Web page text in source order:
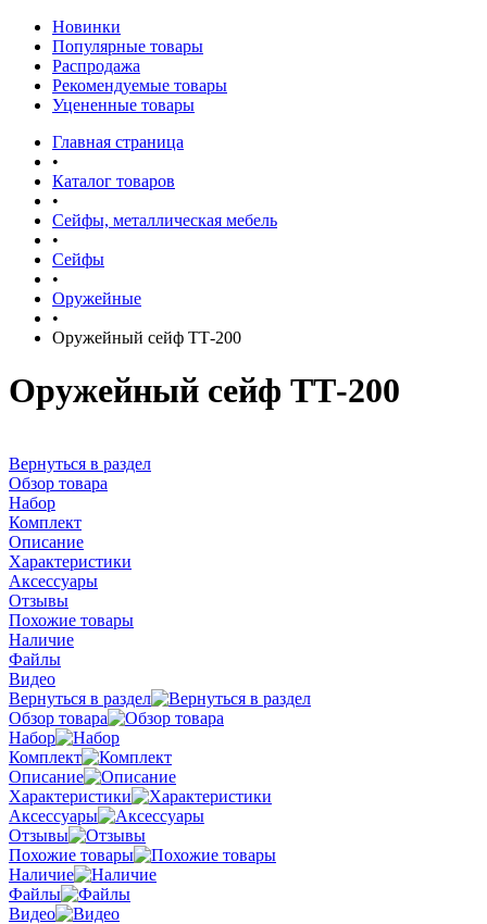
Новинки
Популярные товары
Распродажа
Рекомендуемые товары
Уцененные товары
Главная страница
•
Каталог товаров
•
Сейфы, металлическая мебель
•
Сейфы
•
Оружейные
•
Оружейный сейф ТТ-200
Оружейный сейф ТТ-200
Вернуться в раздел
Обзор товара
Набор
Комплект
Описание
Характеристики
Аксессуары
Отзывы
Похожие товары
Наличие
Файлы
Видео
Вернуться в раздел
Обзор товара
Набор
Комплект
Описание
Характеристики
Аксессуары
Отзывы
Похожие товары
Наличие
Файлы
Видео